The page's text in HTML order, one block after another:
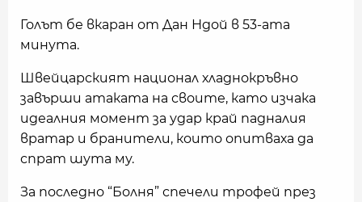
Голът бе вкаран от Дан Ндой в 53-ата
минута.
Швейцарският национал хладнокръвно
завърши атаката на своите, като изчака
идеалния момент за удар край падналия
вратар и бранители, които опитваха да
спрат шута му.
За последно “Болня” спечели трофей през